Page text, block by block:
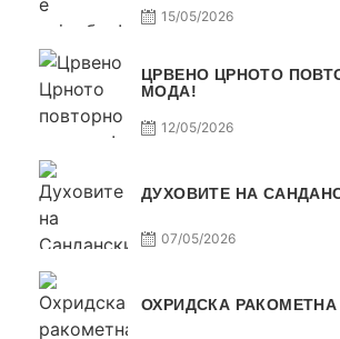
15/05/2026
ЦРВЕНО ЦРНОТО
МОДА!
12/05/2026
ДУХОВИТЕ НА
07/05/2026
ОХРИДСКА РАКОМЕТНА